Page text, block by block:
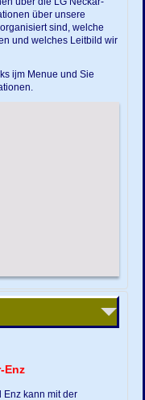
über unsere
sind, welche
und welches Leitbild wir
ijm Menue und Sie
Enz
Enz kann mit der